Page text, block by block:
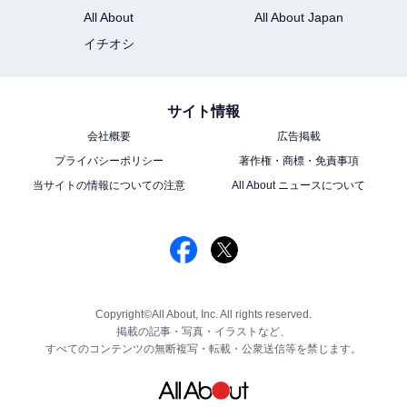
All About
All About Japan
イチオシ
サイト情報
会社概要
広告掲載
プライバシーポリシー
著作権・商標・免責事項
当サイトの情報についての注意
All About ニュースについて
Copyright©All About, Inc. All rights reserved.
掲載の記事・写真・イラストなど、
すべてのコンテンツの無断複写・転載・公衆送信等を禁じます。